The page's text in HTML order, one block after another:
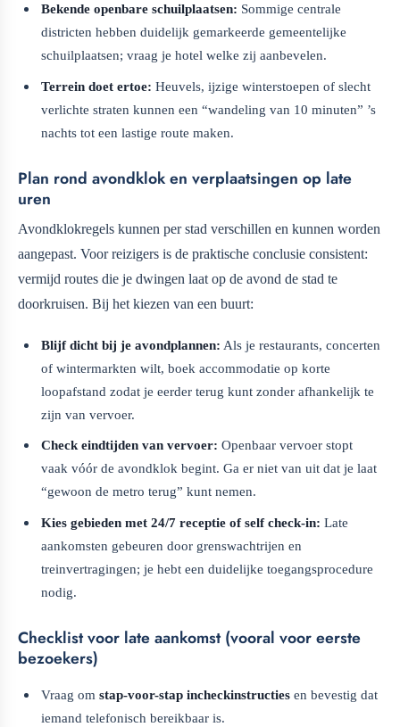
Bekende openbare schuilplaatsen: Sommige centrale
districten hebben duidelijk gemarkeerde gemeentelijke
schuilplaatsen; vraag je hotel welke zij aanbevelen.
Terrein doet ertoe: Heuvels, ijzige winterstoepen of slecht
verlichte straten kunnen een “wandeling van 10 minuten” ’s
nachts tot een lastige route maken.
Plan rond avondklok en verplaatsingen op late
uren
Avondklokregels kunnen per stad verschillen en kunnen worden
aangepast. Voor reizigers is de praktische conclusie consistent:
vermijd routes die je dwingen laat op de avond de stad te
doorkruisen. Bij het kiezen van een buurt:
Blijf dicht bij je avondplannen: Als je restaurants, concerten
of wintermarkten wilt, boek accommodatie op korte
loopafstand zodat je eerder terug kunt zonder afhankelijk te
zijn van vervoer.
Check eindtijden van vervoer: Openbaar vervoer stopt
vaak vóór de avondklok begint. Ga er niet van uit dat je laat
“gewoon de metro terug” kunt nemen.
Kies gebieden met 24/7 receptie of self check-in: Late
aankomsten gebeuren door grenswachtrijen en
treinvertragingen; je hebt een duidelijke toegangsprocedure
nodig.
Checklist voor late aankomst (vooral voor eerste
bezoekers)
Vraag omstap-voor-stap incheckinstructies en bevestig dat
iemand telefonisch bereikbaar is.